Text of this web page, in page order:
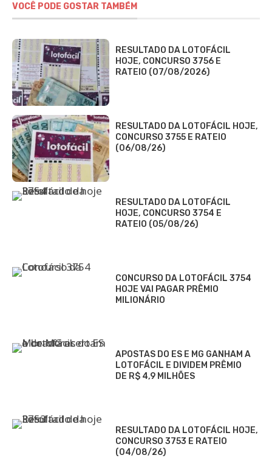
VOCÊ PODE GOSTAR TAMBÉM
RESULTADO DA LOTOFÁCIL
HOJE, CONCURSO 3756 E
RATEIO (07/08/2026)
RESULTADO DA LOTOFÁCIL HOJE,
CONCURSO 3755 E RATEIO
(06/08/26)
RESULTADO DA LOTOFÁCIL
HOJE, CONCURSO 3754 E
RATEIO (05/08/26)
CONCURSO DA LOTOFÁCIL 3754
HOJE VAI PAGAR PRÊMIO
MILIONÁRIO
APOSTAS DO ES E MG GANHAM A
LOTOFÁCIL E DIVIDEM PRÊMIO
DE R$ 4,9 MILHÕES
RESULTADO DA LOTOFÁCIL HOJE,
CONCURSO 3753 E RATEIO
(04/08/26)